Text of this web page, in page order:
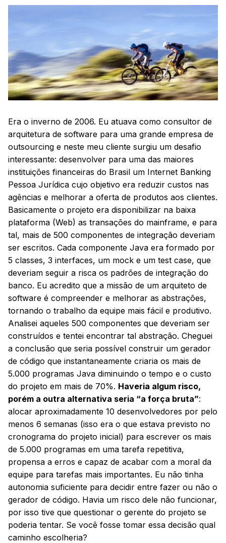
Era o inverno de 2006. Eu atuava como consultor de
arquitetura de software para uma grande empresa de
outsourcing e neste meu cliente surgiu um desafio
interessante: desenvolver para uma das maiores
instituições financeiras do Brasil um Internet Banking
Pessoa Jurídica cujo objetivo era reduzir custos nas
agências e melhorar a oferta de produtos aos clientes.
Basicamente o projeto era disponibilizar na baixa
plataforma (Web) as transações do mainframe, e para
tal, mais de 500 componentes de integração deveriam
ser escritos. Cada componente Java era formado por
5 classes, 3 interfaces, um mock e um test case, que
deveriam seguir a risca os padrões de integração do
banco. Eu acredito que a missão de um arquiteto de
software é compreender e melhorar as abstrações,
tornando o trabalho da equipe mais fácil e produtivo.
Analisei aqueles 500 componentes que deveriam ser
construídos e tentei encontrar tal abstração. Cheguei
a conclusão que seria possível construir um gerador
de código que instantaneamente criaria os mais de
5.000 programas Java diminuindo o tempo e o custo
do projeto em mais de 70%. Haveria algum risco,
porém a outra alternativa seria “a força bruta”:
alocar aproximadamente 10 desenvolvedores por pelo
menos 6 semanas (isso era o que estava previsto no
cronograma do projeto inicial) para escrever os mais
de 5.000 programas em uma tarefa repetitiva,
propensa a erros e capaz de acabar com a moral da
equipe para tarefas mais importantes. Eu não tinha
autonomia suficiente para decidir entre fazer ou não o
gerador de código. Havia um risco dele não funcionar,
por isso tive que questionar o gerente do projeto se
poderia tentar. Se você fosse tomar essa decisão qual
caminho escolheria?